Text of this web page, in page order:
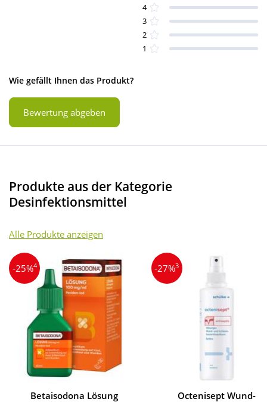
4
3
2
1
Wie gefällt Ihnen das Produkt?
Bewertung abgeben
Produkte aus der Kategorie
Desinfektionsmittel
Alle Produkte anzeigen
-25%4
Betaisodona Lösung
-27%3
Octenisept Wund-